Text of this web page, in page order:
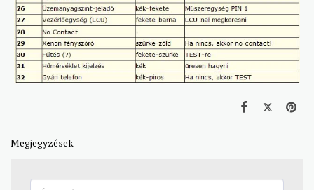
Megjegyzések